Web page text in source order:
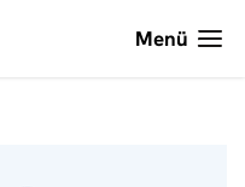
Menü